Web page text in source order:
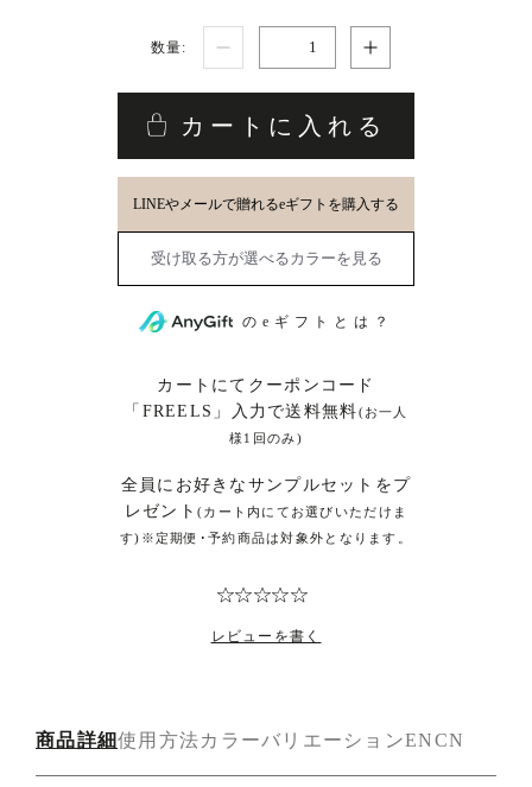
数量:
カートに入れる
のeギフトとは？
カートにてクーポンコード
「FREELS」入力で送料無料(お一人
様1回のみ)
全員にお好きなサンプルセットをプ
レゼント (カート内にてお選びいただけま
す)※定期便･予約商品は対象外となります。
レビューを書く
商品詳細使用方法カラーバリエーションENCN